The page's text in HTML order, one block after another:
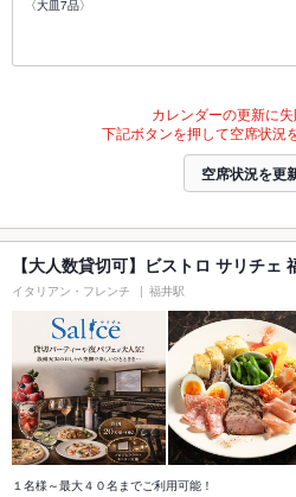
〈大皿7品〉
カレンダーの更新に失
下記ボタンを押して空席状況
空席状況を更
【大人数貸切可】ビストロ サリチェ
イタリアン・フレンチ 福井駅
１名様～最大４０名までご利用可能！